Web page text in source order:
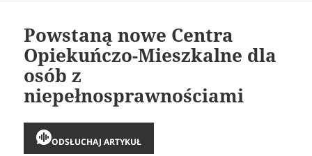
Powstaną nowe Centra
Opiekuńczo-Mieszkalne dla
osób z
niepełnosprawnościami
ODSŁUCHAJ ARTYKUŁ